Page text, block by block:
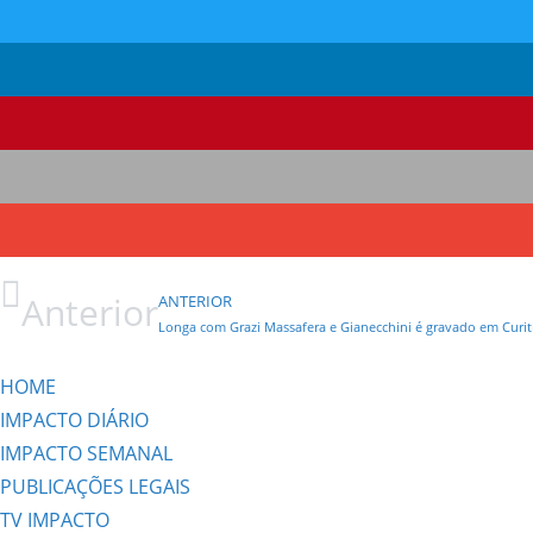
AnteriorANTERIOR
Longa com Grazi Massafera e Gianecchini é gravado em
HOME
IMPACTO DIÁRIO
IMPACTO SEMANAL
PUBLICAÇÕES LEGAIS
TV IMPACTO